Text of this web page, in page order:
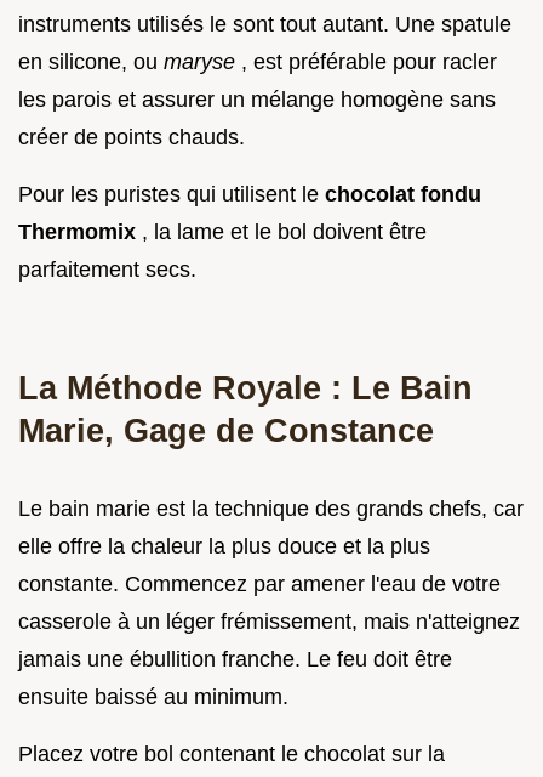
instruments utilisés le sont tout autant. Une spatule
en silicone, ou maryse , est préférable pour racler
les parois et assurer un mélange homogène sans
créer de points chauds.
Pour les puristes qui utilisent le chocolat fondu
Thermomix , la lame et le bol doivent être
parfaitement secs.
La Méthode Royale : Le Bain
Marie, Gage de Constance
Le bain marie est la technique des grands chefs, car
elle offre la chaleur la plus douce et la plus
constante. Commencez par amener l'eau de votre
casserole à un léger frémissement, mais n'atteignez
jamais une ébullition franche. Le feu doit être
ensuite baissé au minimum.
Placez votre bol contenant le chocolat sur la